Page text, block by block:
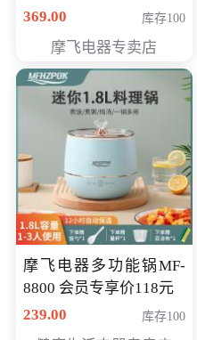
369.00
库存100
摩飞电器专卖店
摩飞电器多功能锅MF-
8800 会员专享价118元
239.00
库存100